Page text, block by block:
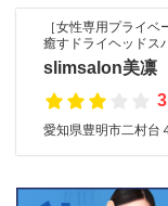
［女性専用プライ
癒すドライヘッドス
slimsalon美凛
愛知県豊明市二村台